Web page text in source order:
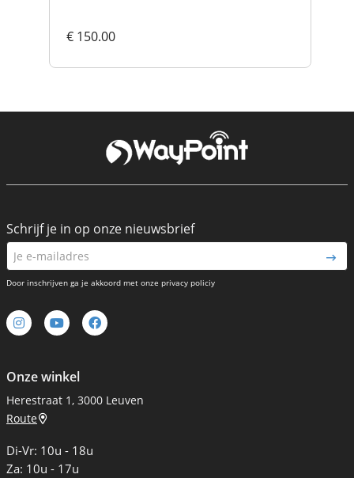
€ 150.00
Onze winkel
Herestraat 1, 3000 Leuven
Route
Di-Vr: 10u - 18u
Za: 10u - 17u
Schrijf je in op onze nieuwsbrief
Door inschrijven ga je akkoord met onze privacy policiy